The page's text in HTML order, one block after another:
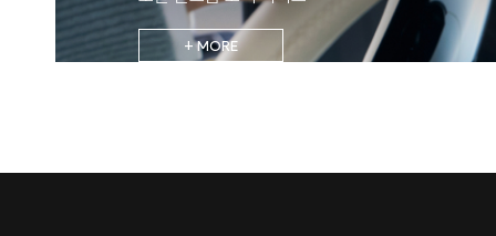
+ MORE